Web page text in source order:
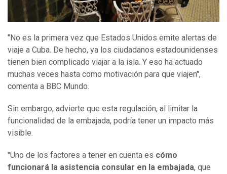
"No es la primera vez que Estados Unidos emite alertas de
viaje a Cuba. De hecho, ya los ciudadanos estadounidenses
tienen bien complicado viajar a la isla. Y eso ha actuado
muchas veces hasta como motivación para que viajen",
comenta a BBC Mundo.
Sin embargo, advierte que esta regulación, al limitar la
funcionalidad de la embajada, podría tener un impacto más
visible.
"Uno de los factores a tener en cuenta es cómo
funcionará la asistencia consular en la embajada, que